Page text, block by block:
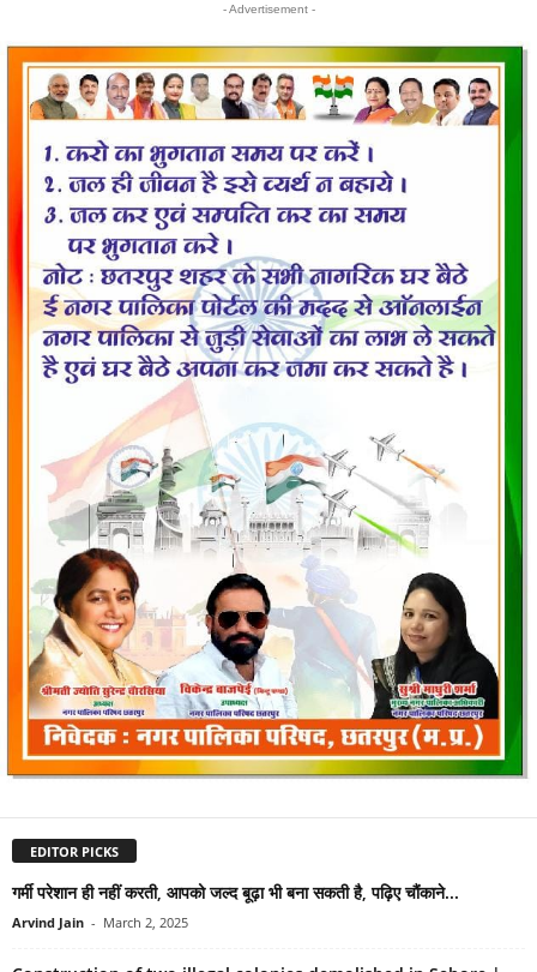
- Advertisement -
EDITOR PICKS
गर्मी परेशान ही नहीं करती, आपको जल्द बूढ़ा भी बना सकती है, पढ़िए चौंकाने...
Arvind Jain - March 2, 2025